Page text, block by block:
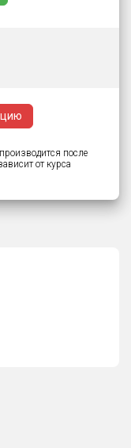
после
от курса